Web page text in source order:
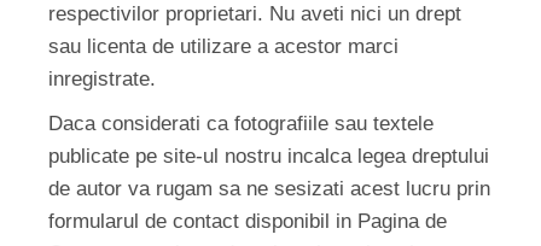
respectivilor proprietari. Nu aveti nici un drept
sau licenta de utilizare a acestor marci
inregistrate.
Daca considerati ca fotografiile sau textele
publicate pe site-ul nostru incalca legea dreptului
de autor va rugam sa ne sesizati acest lucru prin
formularul de contact disponibil in Pagina de